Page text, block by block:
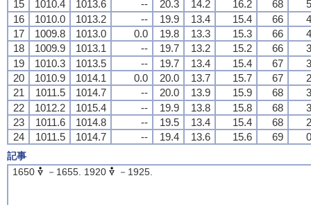
15
1010.4 1013.6 -- 20.3 14.2 16.2 68
16
1010.0 1013.2 -- 19.9 13.4 15.4 66
17
1009.8 1013.0 0.0 19.8 13.3 15.3 66
18
1009.9 1013.1 -- 19.7 13.2 15.2 66
19
1010.3 1013.5 -- 19.7 13.4 15.4 67
20
1010.9 1014.1 0.0 20.0 13.7 15.7 67
21
1011.5 1014.7 -- 20.0 13.9 15.9 68
22
1012.2 1015.4 -- 19.9 13.8 15.8 68
23
1011.6 1014.8 -- 19.5 13.4 15.4 68
24
1011.5 1014.7 -- 19.4 13.6 15.6 69
記事
1650
－1655. 1920 －1925.